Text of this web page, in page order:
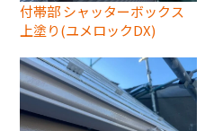
付帯部 シャッターボックス
上塗り(ユメロックDX)